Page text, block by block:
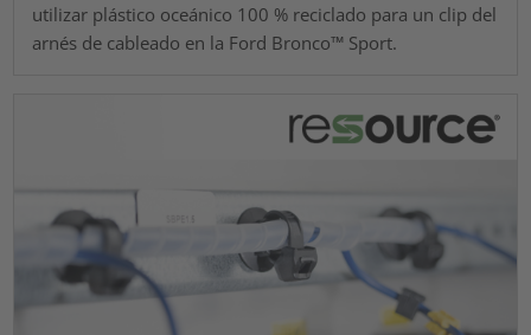
utilizar plástico oceánico 100 % reciclado para un clip del
arnés de cableado en la Ford Bronco™ Sport.